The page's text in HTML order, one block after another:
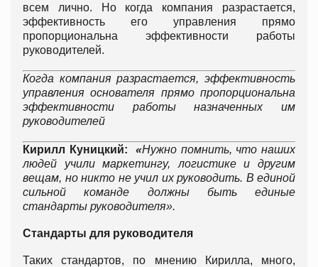
всем лично. Но когда компания разрастается,
эффективность его управления прямо
пропорциональна эффективности работы
руководителей.
Когда компания разрастается, эффективность
управления основателя прямо пропорциональна
эффективности работы назначенных им
руководителей
Кирилл Куницкий: «Нужно помнить, что наших
людей учили маркетингу, логистике и другим
вещам, но никто не учил их руководить. В единой
сильной команде должны быть единые
стандарты руководителя».
Стандарты для руководителя
Таких стандартов, по мнению Кирилла, много,